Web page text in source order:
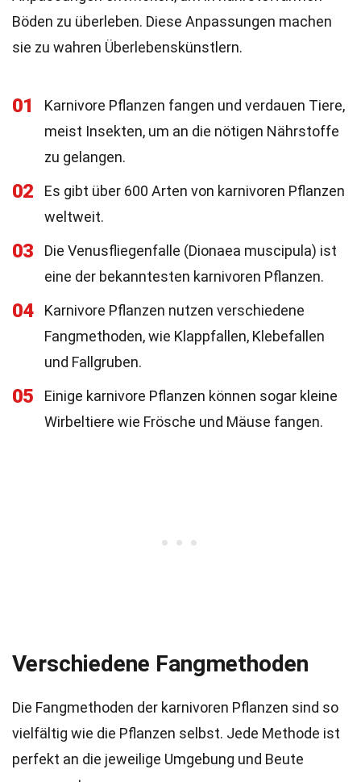
Böden zu überleben. Diese Anpassungen machen
sie zu wahren Überlebenskünstlern.
01
Karnivore Pflanzen fangen und verdauen Tiere,
meist Insekten, um an die nötigen Nährstoffe
zu gelangen.
02
Es gibt über 600 Arten von karnivoren Pflanzen
weltweit.
03
Die Venusfliegenfalle (Dionaea muscipula) ist
eine der bekanntesten karnivoren Pflanzen.
04
Karnivore Pflanzen nutzen verschiedene
Fangmethoden, wie Klappfallen, Klebefallen
und Fallgruben.
05
Einige karnivore Pflanzen können sogar kleine
Wirbeltiere wie Frösche und Mäuse fangen.
Verschiedene Fangmethoden
Die Fangmethoden der karnivoren Pflanzen sind so
vielfältig wie die Pflanzen selbst. Jede Methode ist
perfekt an die jeweilige Umgebung und Beute